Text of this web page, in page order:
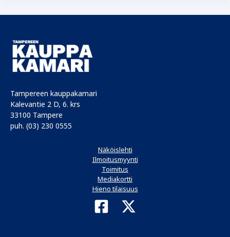
Tampereen kauppakamari
Kalevantie 2 D, 6. krs
33100 Tampere
puh. (03) 230 0555
Näköislehti
Ilmoitusmyynti
Toimitus
Mediakortti
Hieno tilaisuus